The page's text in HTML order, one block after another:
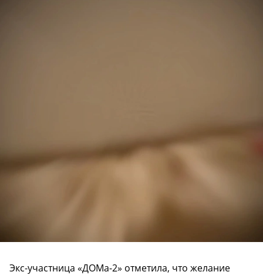
Экс-участница «ДОМа-2» отметила, что желание